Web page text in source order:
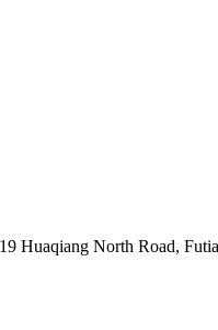
Huaqiang North Road,